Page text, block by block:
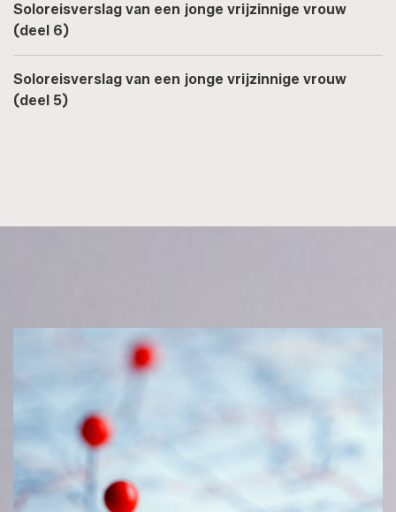
Soloreisverslag van een jonge vrijzinnige vrouw
(deel 6)
Soloreisverslag van een jonge vrijzinnige vrouw
(deel 5)